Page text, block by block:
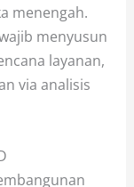
menengah.
menyusun
layanan,
via analisis